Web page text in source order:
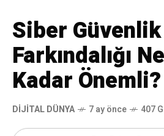
Siber Güvenlik
Farkındalığı
Kadar Önemli?
DIJITAL DÜNYA 7 ay önce 407